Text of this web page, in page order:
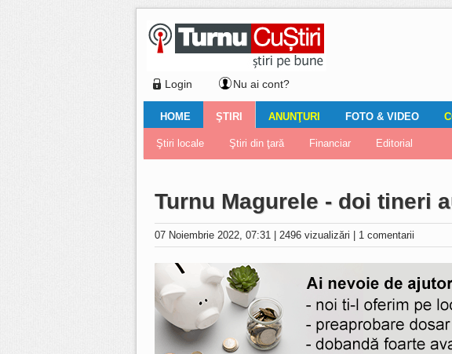
Login Nu ai cont?
HOME
Ştiri locale Turnaţi aici! Nemulţumirile localnicilor
ŞTIRI
Ştiri locale Ştiri din ţară Financiar Editorial
ANUNŢURI
Imobiliare Auto Închirieri Vânzări Locuri de
FOTO & VIDEO
Galerii Foto Galerii video
Comentariul zilei
Turnu Magurele - doi tineri
07 Noiembrie 2022, 07:31 2496 vizualizări 1 comentarii